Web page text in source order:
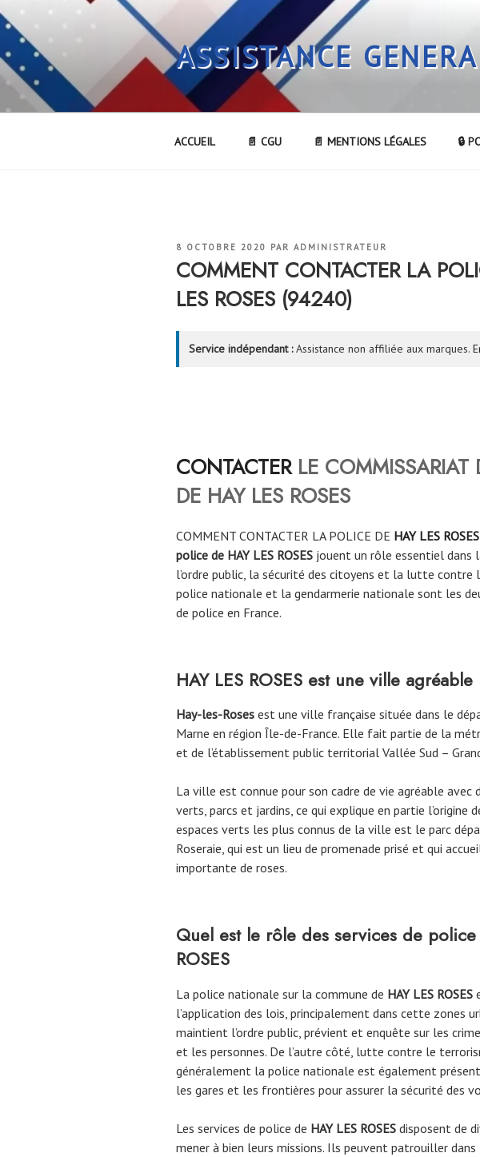
Aller
au
contenu
principal
ASSISTANCE
ACCUEIL 📄 CGU 📄 MENTIONS LÉGALES 🔒
PUBLIÉ
8 OCTOBRE 2020 PAR ADMINISTRATEUR
COMMENT CONTACTER LA
LES ROSES (94240)
Service indépendant :Assistance non affiliée aux marques.
CONTACTERLE COMMISSARIAT
DE HAY LES ROSES
COMMENT CONTACTER LA POLICE DE HAY LES ROSES
police de HAY LES ROSES jouent un rôle essentiel dans
l’ordre public, la sécurité des citoyens et la lutte contre
police nationale et la gendarmerie nationale sont les
de police en France.
HAY LES ROSES est une ville agréable
Hay-les-Roses est une ville française située dans le
Marne en région Île-de-France. Elle fait partie de la
et de l’établissement public territorial Vallée Sud –
La ville est connue pour son cadre de vie agréable avec
verts, parcs et jardins, ce qui explique en partie l’origine
espaces verts les plus connus de la ville est le parc
Roseraie, qui est un lieu de promenade prisé et qui
importante de roses.
Quel est le rôle des services de police
ROSES
La police nationale sur la commune de HAY LES ROSES
l’application des lois, principalement dans cette zones
maintient l’ordre public, prévient et enquête sur les
et les personnes. De l’autre côté, lutte contre le
généralement la police nationale est également
les gares et les frontières pour assurer la sécurité des
Les services de police de HAY LES ROSES disposent de
mener à bien leurs missions. Ils peuvent patrouiller dans